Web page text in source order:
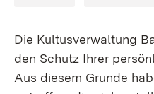
Die Kultusverwaltung
den Schutz Ihrer
Aus diesem Grunde